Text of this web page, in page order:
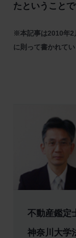
たということで
※本記事は2010年2
に則って書かれてい
不動産鑑定
神奈川大学